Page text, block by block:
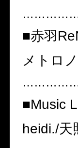
■赤羽
メトロ
■Music
heidi./天